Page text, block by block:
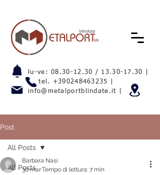
lu-ve:08.30-12.30 / 13.30-17.30
tel. +390248463235
info@metalportblindate.it
Post
All Posts
All Posts
Barbara Nasi
30 marTempo di lettura: 7 min